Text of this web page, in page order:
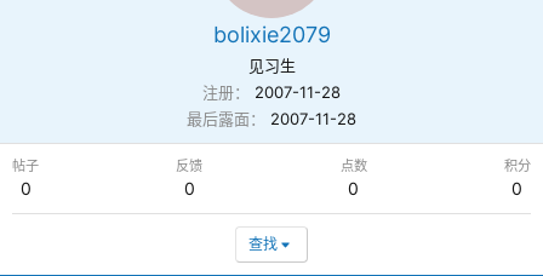
bolixie2079
见习生
注册
2007-11-28
最后露面
2007-11-28
帖子
0
反馈
0
点数
0
积分
0
查找